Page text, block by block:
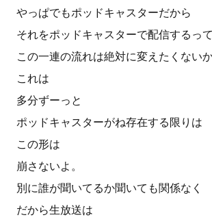
やっぱでもポッドキャスターだから
それをポッドキャスターで配信するって
この一連の流れは絶対に変えたくない
これは
多分ずーっと
ポッドキャスターがね存在する限りは
この形は
崩さないよ。
別に誰が聞いてるか聞いても関係なく
だから生放送は